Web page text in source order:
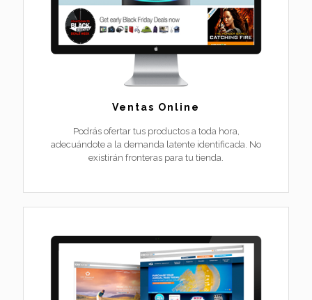
Ventas Online
Podrás ofertar tus productos a toda hora,
adecuándote a la demanda latente identificada. No
existirán fronteras para tu tienda.